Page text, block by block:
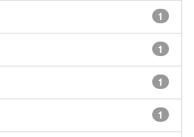
1
1
1
1